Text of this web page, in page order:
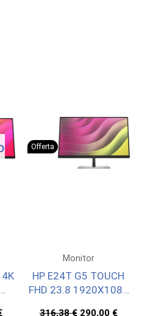
4K
Il
Offerta
Monitor
HP E24T G5 TOUCH
FHD 23.8 1920X1080
316,38€ Il
290,00 €Il